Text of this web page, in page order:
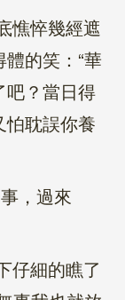
悴幾經遮
的笑：“華
吧？當日得
怕耽誤你養
，過來
細的瞧了